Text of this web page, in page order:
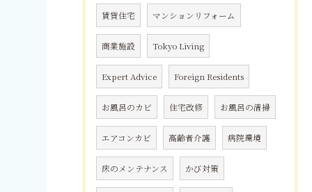
賃貸住宅 マンションリフォーム
商業施設 Tokyo Living
Expert Advice Foreign Residents
お風呂のカビ 住宅改修 お風呂の清掃
エアコンカビ 高齢者介護 病院環境
床のメンテナンス かび対策